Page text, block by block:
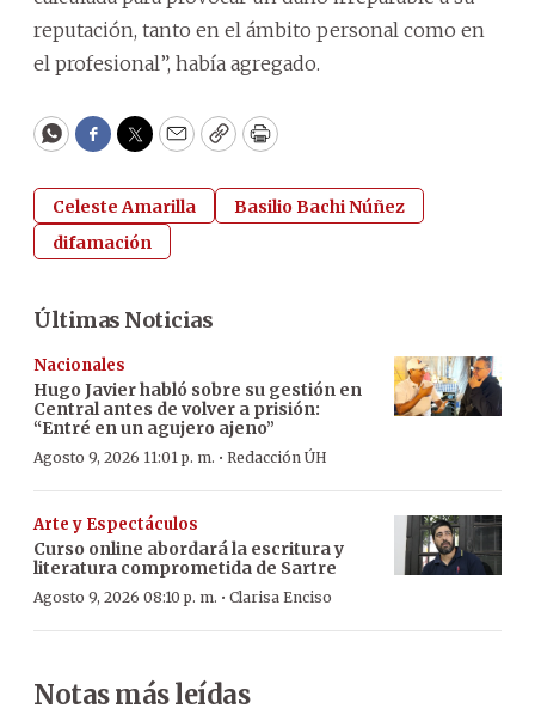
reputación, tanto en el ámbito personal como en
el profesional”, había agregado.
WhatsApp
Facebook
Twitter
EmailCopyPrint
Celeste Amarilla
Basilio Bachi Núñez
difamación
Últimas Noticias
Nacionales
Hugo Javier habló sobre su gestión en
Central antes de volver a prisión:
“Entré en un agujero ajeno”
Agosto 9, 2026 11:01 p. m. · Redacción ÚH
Arte y Espectáculos
Curso online abordará la escritura y
literatura comprometida de Sartre
Agosto 9, 2026 08:10 p. m. · Clarisa Enciso
Notas más leídas